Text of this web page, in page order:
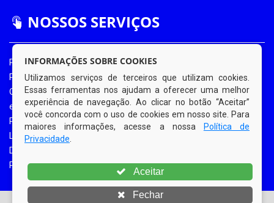
NOSSOS SERVIÇOS
Portal da Transparência
Portal da Transparência COVID-19
Ouvidoria Eletrônica
e-SIC
Processos de Licitação
Licitações em Andamento
Diário Oficial
Portal do Contribuinte
INFORMAÇÕES SOBRE COOKIES
Utilizamos serviços de terceiros que utilizam cookies.
Essas ferramentas nos ajudam a oferecer uma melhor
experiência de navegação. Ao clicar no botão “Aceitar”
você concorda com o uso de cookies em nosso site. Para
maiores informações, acesse a nossa
Política de
Privacidade
Aceitar
Fechar